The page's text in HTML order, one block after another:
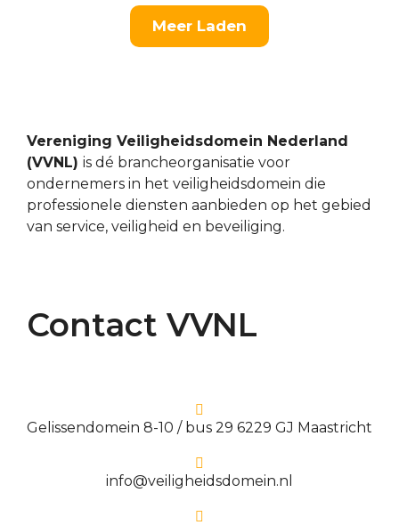
Meer Laden
Vereniging Veiligheidsdomein Nederland
(VVNL) is dé brancheorganisatie voor
ondernemers in het veiligheidsdomein die
professionele diensten aanbieden op het gebied
van service, veiligheid en beveiliging.
Contact VVNL
Gelissendomein 8-10 / bus 29 6229 GJ Maastricht
info@veiligheidsdomein.nl